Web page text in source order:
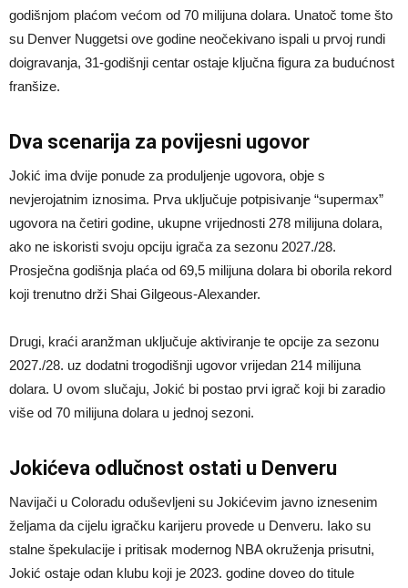
daleko”
godišnjom plaćom većom od 70 milijuna dolara. Unatoč tome što
su Denver Nuggetsi ove godine neočekivano ispali u prvoj rundi
doigravanja, 31-godišnji centar ostaje ključna figura za budućnost
franšize.
Dva scenarija za povijesni ugovor
Jokić ima dvije ponude za produljenje ugovora, obje s
nevjerojatnim iznosima. Prva uključuje potpisivanje “supermax”
ugovora na četiri godine, ukupne vrijednosti 278 milijuna dolara,
ako ne iskoristi svoju opciju igrača za sezonu 2027./28.
Prosječna godišnja plaća od 69,5 milijuna dolara bi oborila rekord
koji trenutno drži Shai Gilgeous-Alexander.
Drugi, kraći aranžman uključuje aktiviranje te opcije za sezonu
2027./28. uz dodatni trogodišnji ugovor vrijedan 214 milijuna
dolara. U ovom slučaju, Jokić bi postao prvi igrač koji bi zaradio
više od 70 milijuna dolara u jednoj sezoni.
Jokićeva odlučnost ostati u Denveru
Navijači u Coloradu oduševljeni su Jokićevim javno iznesenim
željama da cijelu igračku karijeru provede u Denveru. Iako su
stalne špekulacije i pritisak modernog NBA okruženja prisutni,
Jokić ostaje odan klubu koji je 2023. godine doveo do titule